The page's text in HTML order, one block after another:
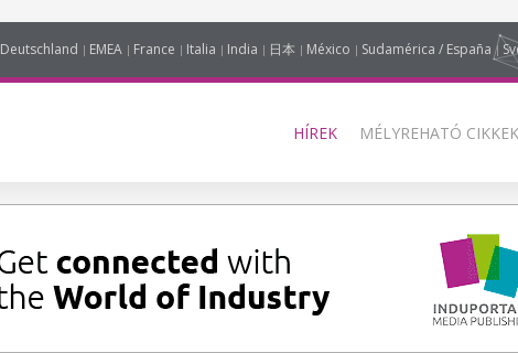
Deutschland EMEA France Italia India 日本 México Sudamérica / España
HÍREK MÉLYREHATÓ